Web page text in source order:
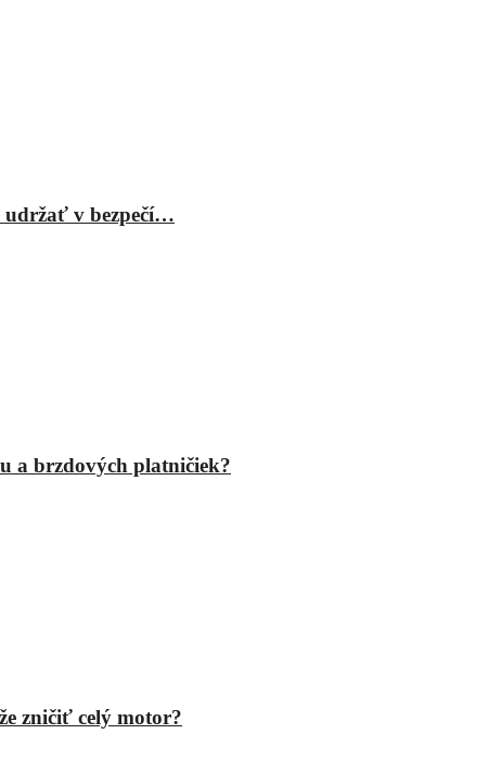
udržať v bezpečí…
a brzdových platničiek?
zničiť celý motor?